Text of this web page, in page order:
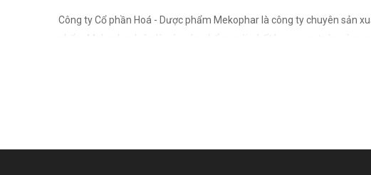
Công ty Cổ phần Hoá - Dược phẩm Mekophar là công ty chuyên sản
phẩm Mekophar luôn là các sản phẩm mới, chất lượng, an toàn và